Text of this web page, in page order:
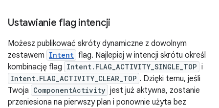
Ustawianie flag intencji
Możesz publikować skróty dynamiczne z dowolnym
zestawem Intent flag. Najlepiej w intencji skrótu określ
kombinację flag Intent.FLAG_ACTIVITY_SINGLE_TOP i
Intent.FLAG_ACTIVITY_CLEAR_TOP . Dzięki temu, jeśli
Twoja ComponentActivity jest już aktywna, zostanie
przeniesiona na pierwszy plan i ponownie użyta bez